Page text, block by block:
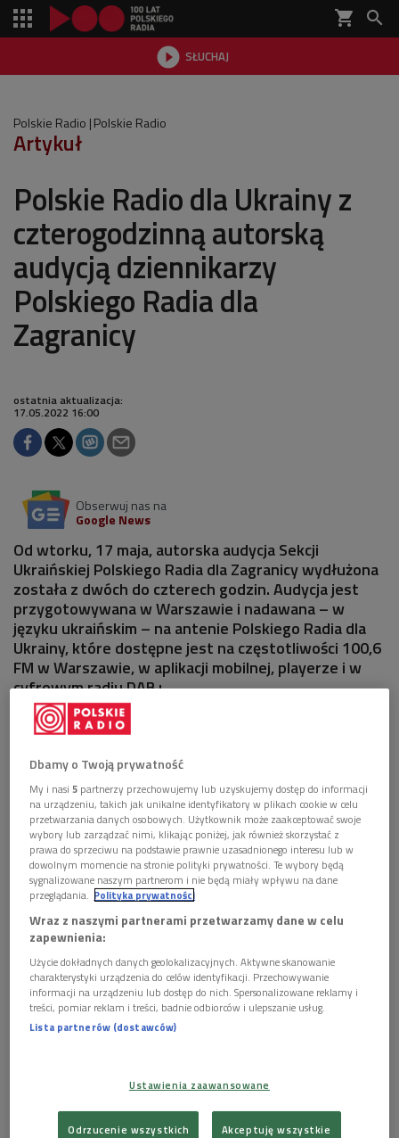
shopping_cart 
 SŁUCHAJ

Polskie Radio Polskie Radio
Artykuł
Polskie Radio dla Ukrainy z
czterogodzinną autorską
audycją dziennikarzy
Polskiego Radia dla
Zagranicy
ostatnia aktualizacja:
17.05.2022 16:00
Obserwuj nas na
Google News
Od wtorku, 17 maja, autorska audycja Sekcji
Ukraińskiej Polskiego Radia dla Zagranicy wydłużona
została z dwóch do czterech godzin. Audycja jest
przygotowywana w Warszawie i nadawana – w
języku ukraińskim – na antenie Polskiego Radia dla
Ukrainy, które dostępne jest na częstotliwości 100,6
FM w Warszawie, w aplikacji mobilnej, playerze i w
cyfrowym radiu DAB+.
Polskie Radio dla Ukrainy w Warszawie
2 maja Polskie Radio uruchomiło specjalną antenę w języku
ukraińskim – Polskie Radio dla Ukrainy w Warszawie, na
częstotliwości 100,6 FM. Antena udostępniona została
specjalne, autorskie programy Sekcji Ukraińskiej Polskiego
Radia dla Zagranicy.
Dbamy o Twoją prywatność
My i nasi5 partnerzy przechowujemy lub uzyskujemy dostęp do informacji
na urządzeniu, takich jak unikalne identyfikatory w plikach cookie w celu
przetwarzania danych osobowych. Użytkownik może zaakceptować swoje
wybory lub zarządzać nimi, klikając poniżej, jak również skorzystać z
prawa do sprzeciwu na podstawie prawnie uzasadnionego interesu lub w
dowolnym momencie na stronie polityki prywatności. Te wybory będą
sygnalizowane naszym partnerom i nie będą miały wpływu na dane
przeglądania. Polityka prywatności
Wraz z naszymi partnerami przetwarzamy dane w celu
zapewnienia:
Użycie dokładnych danych geolokalizacyjnych. Aktywne skanowanie
charakterystyki urządzenia do celów identyfikacji. Przechowywanie
informacji na urządzeniu lub dostęp do nich. Spersonalizowane reklamy i
treści, pomiar reklam i treści, badnie odbiorców i ulepszanie usług.
Lista partnerów (dostawców)
Ustawienia zaawansowane
Odrzucenie wszystkich Akceptuję wszystkie